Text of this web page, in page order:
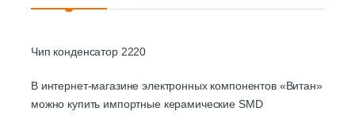
Чип конденсатор 2220
В интернет-магазине электронных компонентов «Витан»
можно купить импортные керамические SMD